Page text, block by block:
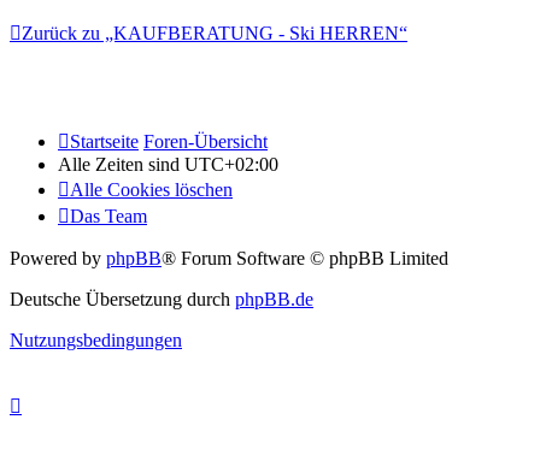
Zurück zu „KAUFBERATUNG - Ski HERREN“
Startseite Foren-Übersicht
Alle Zeiten sind UTC+02:00
Alle Cookies löschen
Das Team
Powered by phpBB® Forum Software © phpBB Limited
Deutsche Übersetzung durch phpBB.de
Nutzungsbedingungen